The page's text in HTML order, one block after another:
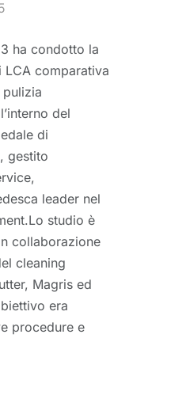
ha condotto la
LCA comparativa
del
di
gestito
leader nel
studio è
collaborazione
cleaning
Magris ed
era
procedure e